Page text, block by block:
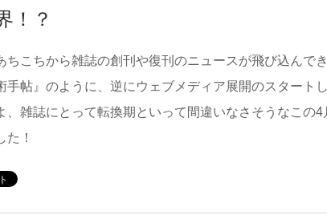
！？
ちこちから雑誌の創刊や復刊のニュースが飛び込んで
手帖』のように、逆にウェブメディア展開のスタート
、雑誌にとって転換期といって間違いなさそうなこ
た！